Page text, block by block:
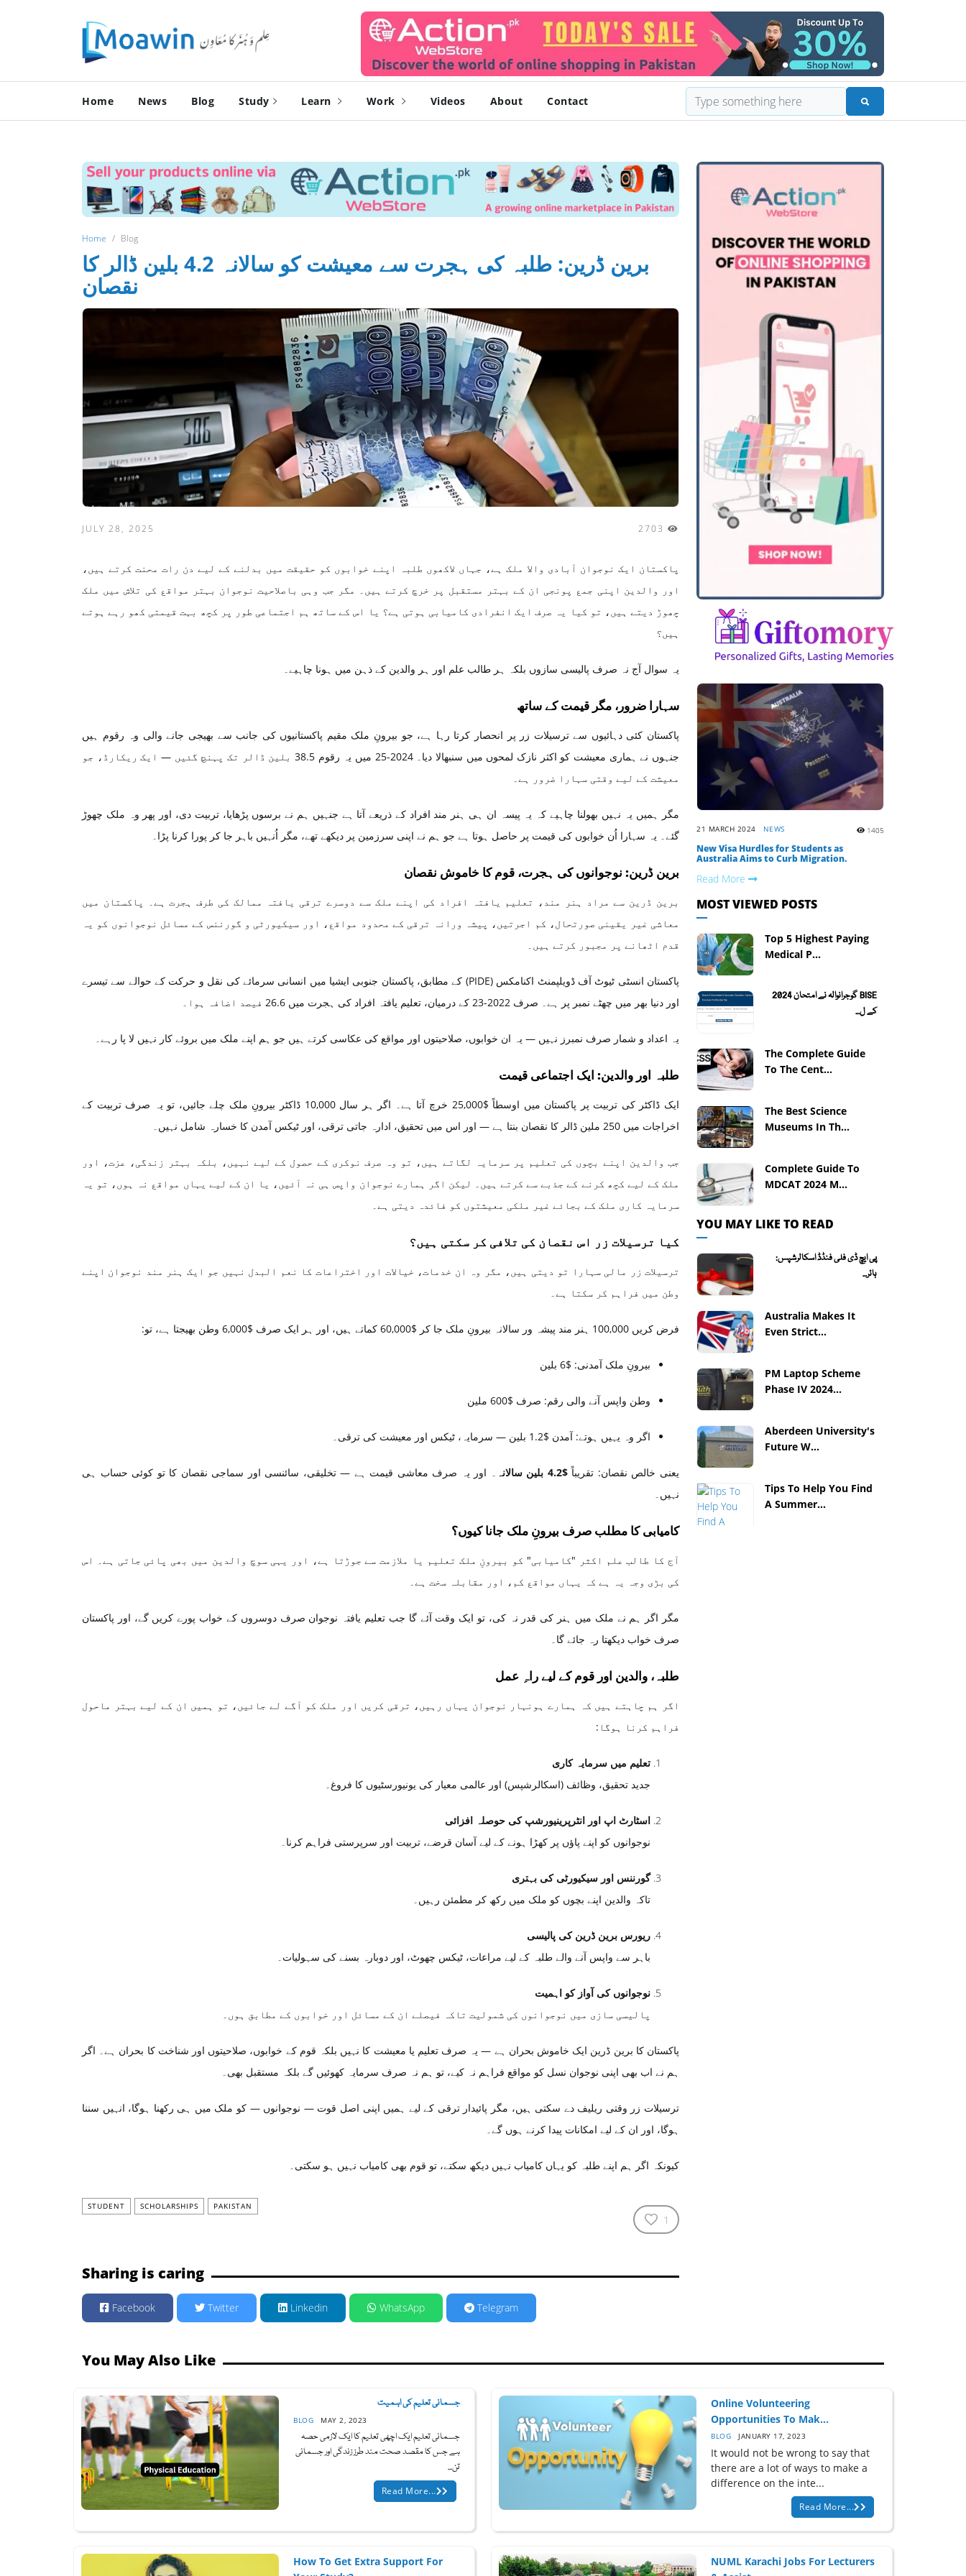
Home News Blog Study Learn Work Videos About Contact
Home Blog
برین ڈرین: طلبہ کی ہجرت سے معیشت کو سالانہ 4.2 بلین ڈالر کا
نقصان
JULY 28, 2025 2703
پاکستان ایک نوجوان آبادی والا ملک ہے، جہاں لاکھوں طلبہ اپنے خوابوں کو حقیقت میں بدلنے کے لیے دن رات محنت کرتے ہیں،
اور والدین اپنی جمع پونجی ان کے بہتر مستقبل پر خرچ کرتے ہیں۔ مگر جب وہی باصلاحیت نوجوان بہتر مواقع کی تلاش میں ملک
چھوڑ دیتے ہیں، تو کیا یہ صرف ایک انفرادی کامیابی ہوتی ہے؟ یا اس کے ساتھ ہم اجتماعی طور پر کچھ بہت قیمتی کھو رہے ہوتے
ہیں؟
یہ سوال آج نہ صرف پالیسی سازوں بلکہ ہر طالب علم اور ہر والدین کے ذہن میں ہونا چاہیے۔
سہارا ضرور، مگر قیمت کے ساتھ
پاکستان کئی دہائیوں سے ترسیلات زر پر انحصار کرتا رہا ہے، جو بیرونِ ملک مقیم پاکستانیوں کی جانب سے بھیجی جانے والی وہ رقوم ہیں
جنہوں نے ہماری معیشت کو اکثر نازک لمحوں میں سنبھالا دیا۔ 2024-25 میں یہ رقوم 38.5 بلین ڈالر تک پہنچ گئیں — ایک ریکارڈ، جو
معیشت کے لیے وقتی سہارا ضرور ہے۔
مگر ہمیں یہ نہیں بھولنا چاہیے کہ یہ پیسہ ان ہی ہنر مند افراد کے ذریعے آتا ہے جنہیں ہم نے برسوں پڑھایا، تربیت دی، اور پھر وہ ملک چھوڑ
گئے۔ یہ سہارا اُن خوابوں کی قیمت پر حاصل ہوتا ہے جو ہم نے اپنی سرزمین پر دیکھے تھے، مگر اُنہیں باہر جا کر پورا کرنا پڑا۔
برین ڈرین: نوجوانوں کی ہجرت، قوم کا خاموش نقصان
برین ڈرین سے مراد ہنر مند، تعلیم یافتہ افراد کی اپنے ملک سے دوسرے ترقی یافتہ ممالک کی طرف ہجرت ہے۔ پاکستان میں
معاشی غیر یقینی صورتحال، کم اجرتیں، پیشہ ورانہ ترقی کے محدود مواقع، اور سیکیورٹی و گورننس کے مسائل نوجوانوں کو یہ
قدم اٹھانے پر مجبور کرتے ہیں۔
پاکستان انسٹی ٹیوٹ آف ڈویلپمنٹ اکنامکس (PIDE) کے مطابق، پاکستان جنوبی ایشیا میں انسانی سرمائے کی نقل و حرکت کے حوالے سے تیسرے
اور دنیا بھر میں چھٹے نمبر پر ہے۔ صرف 2022-23 کے درمیان، تعلیم یافتہ افراد کی ہجرت میں 26.6 فیصد اضافہ ہوا۔
یہ اعداد و شمار صرف نمبرز نہیں — یہ ان خوابوں، صلاحیتوں اور مواقع کی عکاسی کرتے ہیں جو ہم اپنے ملک میں بروئے کار نہیں لا پا رہے۔
طلبہ اور والدین: ایک اجتماعی قیمت
ایک ڈاکٹر کی تربیت پر پاکستان میں اوسطاً $25,000 خرچ آتا ہے۔ اگر ہر سال 10,000 ڈاکٹر بیرونِ ملک چلے جائیں، تو یہ صرف تربیت کے
اخراجات میں 250 ملین ڈالر کا نقصان بنتا ہے — اور اس میں تحقیق، ادارہ جاتی ترقی، اور ٹیکس آمدن کا خسارہ شامل نہیں۔
جب والدین اپنے بچوں کی تعلیم پر سرمایہ لگاتے ہیں، تو وہ صرف نوکری کے حصول کے لیے نہیں، بلکہ بہتر زندگی، عزت، اور
ملک کے لیے کچھ کرنے کے جذبے سے کرتے ہیں۔ لیکن اگر ہمارے نوجوان واپس ہی نہ آئیں، یا ان کے لیے یہاں مواقع نہ ہوں، تو یہ
سرمایہ کاری ملک کے بجائے غیر ملکی معیشتوں کو فائدہ دیتی ہے۔
کیا ترسیلات زر اس نقصان کی تلافی کر سکتی ہیں؟
ترسیلات زر مالی سہارا تو دیتی ہیں، مگر وہ ان خدمات، خیالات اور اختراعات کا نعم البدل نہیں جو ایک ہنر مند نوجوان اپنے
وطن میں فراہم کر سکتا ہے۔
فرض کریں 100,000 ہنر مند پیشہ ور سالانہ بیرونِ ملک جا کر $60,000 کماتے ہیں، اور ہر ایک صرف $6,000 وطن بھیجتا ہے، تو:
بیرونِ ملک آمدنی: $6 بلین
وطن واپس آنے والی رقم: صرف $600 ملین
اگر وہ یہیں ہوتے: آمدن $1.2 بلین — سرمایہ، ٹیکس اور معیشت کی ترقی۔
یعنی خالص نقصان: تقریباً$4.2 بلین سالانہ
۔ اور یہ صرف معاشی قیمت ہے — تخلیقی، سائنسی اور سماجی نقصان کا تو کوئی حساب ہی
نہیں۔
کامیابی کا مطلب صرف بیرونِ ملک جانا کیوں؟
آج کا طالب علم اکثر "کامیابی" کو بیرونِ ملک تعلیم یا ملازمت سے جوڑتا ہے، اور یہی سوچ والدین میں بھی پائی جاتی ہے۔ اس
کی بڑی وجہ یہ ہے کہ یہاں مواقع کم، اور مقابلہ سخت ہے۔
مگر اگر ہم نے ملک میں ہنر کی قدر نہ کی، تو ایک وقت آئے گا جب تعلیم یافتہ نوجوان صرف دوسروں کے خواب پورے کریں گے، اور پاکستان
صرف خواب دیکھتا رہ جائے گا۔
طلبہ، والدین اور قوم کے لیے راہِ عمل
اگر ہم چاہتے ہیں کہ ہمارے ہونہار نوجوان یہاں رہیں، ترقی کریں اور ملک کو آگے لے جائیں، تو ہمیں ان کے لیے بہتر ماحول
فراہم کرنا ہوگا:
تعلیم میں سرمایہ کاری
جدید تحقیق، وظائف (اسکالرشپس) اور عالمی معیار کی یونیورسٹیوں کا فروغ۔
اسٹارٹ اپ اور انٹرپرینیورشپ کی حوصلہ افزائی
نوجوانوں کو اپنے پاؤں پر کھڑا ہونے کے لیے آسان قرضے، تربیت اور سرپرستی فراہم کرنا۔
گورننس اور سیکیورٹی کی بہتری
تاکہ والدین اپنے بچوں کو ملک میں رکھ کر مطمئن رہیں۔
ریورس برین ڈرین کی پالیسی
باہر سے واپس آنے والے طلبہ کے لیے مراعات، ٹیکس چھوٹ، اور دوبارہ بسنے کی سہولیات۔
نوجوانوں کی آواز کو اہمیت
پالیسی سازی میں نوجوانوں کی شمولیت تاکہ فیصلے ان کے مسائل اور خوابوں کے مطابق ہوں۔
پاکستان کا برین ڈرین ایک خاموش بحران ہے — یہ صرف تعلیم یا معیشت کا نہیں بلکہ قوم کے خوابوں، صلاحیتوں اور شناخت کا بحران ہے۔ اگر
ہم نے اب بھی اپنی نوجوان نسل کو مواقع فراہم نہ کیے، تو ہم نہ صرف سرمایہ کھوئیں گے بلکہ مستقبل بھی۔
ترسیلات زر وقتی ریلیف دے سکتی ہیں، مگر پائیدار ترقی کے لیے ہمیں اپنی اصل قوت — نوجوانوں — کو ملک میں ہی رکھنا ہوگا، انہیں سننا
ہوگا، اور ان کے لیے امکانات پیدا کرنے ہوں گے۔
کیونکہ اگر ہم اپنے طلبہ کو یہاں کامیاب نہیں دیکھ سکتے، تو قوم بھی کامیاب نہیں ہو سکتی۔
STUDENT SCHOLARSHIPS PAKISTAN
1
Sharing is caring
Facebook Twitter Linkedin WhatsApp Telegram
21 MARCH 2024 NEWS 1405
New Visa Hurdles for Students as
Australia Aims to Curb Migration.
Read More
MOST VIEWED POSTS
Top 5 Highest Paying
Medical P...
BISE گوجرانوالہ نے امتحان 2024
کے ل...
The Complete Guide
To The Cent...
The Best Science
Museums In Th...
Complete Guide To
MDCAT 2024 M...
YOU MAY LIKE TO READ
پی ایچ ڈی فلی فنڈڈ اسکالرشپس:
ہائر...
Australia Makes It
Even Strict...
PM Laptop Scheme
Phase IV 2024...
Aberdeen University's
Future W...
Tips To Help You Find
A Summer...
You May Also Like
جسمانی تعلیم کی اہمیت
BLOG MAY 2, 2023
جسمانی تعلیم ایک اچھی تعلیم کا ایک لازمی حصہ
ہے جس کا مقصد صحت مند طرز زندگی اور جسمانی
تن...
Read More...
Online Volunteering
Opportunities To Mak...
BLOG JANUARY 17, 2023
It would not be wrong to say that
there are a lot of ways to make a
difference on the inte...
Read More...
How To Get Extra Support For
NUML Karachi Jobs For Lecturers